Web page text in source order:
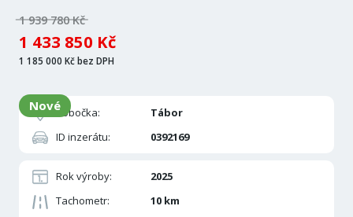
1 939 780 Kč
1 433 850 Kč
1 185 000 Kč bez DPH
Pobočka:
Tábor
ID inzerátu:
0392169
Rok výroby:
2025
Tachometr:
10 km
Nové